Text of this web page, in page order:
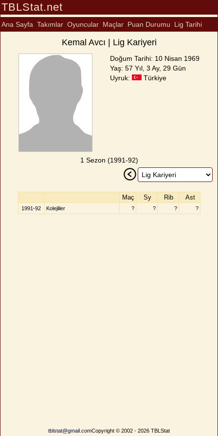
TBLStat.net
Ana Sayfa Takımlar Oyuncular Maçlar Puan Durumu Lig Tarihi
Kemal Avcı | Lig Kariyeri
Doğum Tarihi: 10 Nisan 1969
Yaş: 57 Yıl, 3 Ay, 29 Gün
Uyruk:
Türkiye
1 Sezon (1991-92)
Maç Sy Rib Ast
1991-92 Kolejliler ? ? ? ?
tblstat@gmail.comCopyright © 2002 - 2026 TBLStat